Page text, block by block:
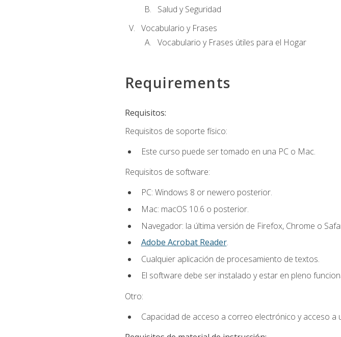
Salud y Seguridad
Vocabulario y Frases
Vocabulario y Frases útiles para el Hogar
Requirements
Requisitos:
Requisitos de soporte físico:
Este curso puede ser tomado en una PC o Mac.
Requisitos de software:
PC: Windows 8 or newero posterior.
Mac: macOS 10.6 o posterior.
Navegador: la última versión de Firefox, Chrome o
Adobe Acrobat Reader.
Cualquier aplicación de procesamiento de textos.
El software debe ser instalado y estar en pleno
Otro:
Capacidad de acceso a correo electrónico y acceso